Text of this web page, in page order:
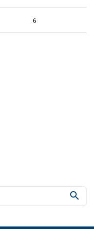
6
search